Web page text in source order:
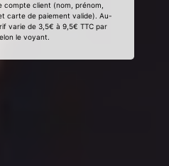
client (nom, prénom,
carte de paiement valide). Au-
varie de 3,5€ à 9,5€ TTC par
le voyant.